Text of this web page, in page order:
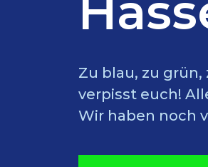
Zu blau, zu
verpisst euch!
Wir haben noch